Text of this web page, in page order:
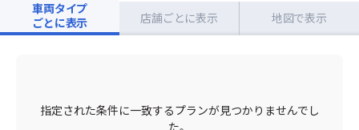
車両タイプ
ごとに表示
店舗ごとに表示 地図で表示
指定された条件に一致するプランが見つかりませんでし